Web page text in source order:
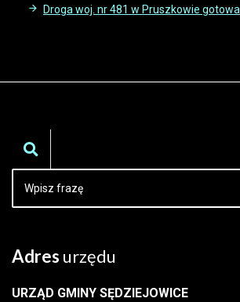
Droga woj. nr 481 w Pruszkowie gotowa
Adres urzędu
URZĄD GMINY SĘDZIEJOWICE